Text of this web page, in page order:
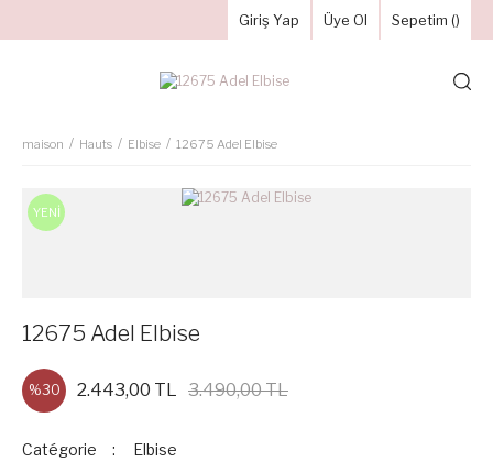
Giriş Yap Üye Ol Sepetim ()
maison Hauts Elbise 12675 Adel Elbise
YENİ
12675 Adel Elbise
%30 2.443,00 TL 3.490,00 TL
Catégorie
Elbise